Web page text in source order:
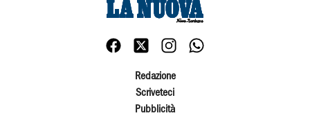
Redazione
Scriveteci
Pubblicità